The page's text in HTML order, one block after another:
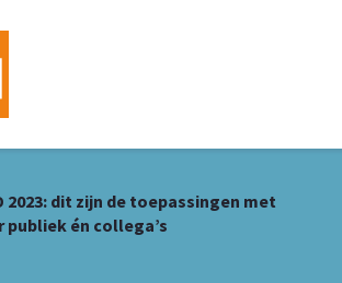
2023: dit zijn de toepassingen met
én collega’s